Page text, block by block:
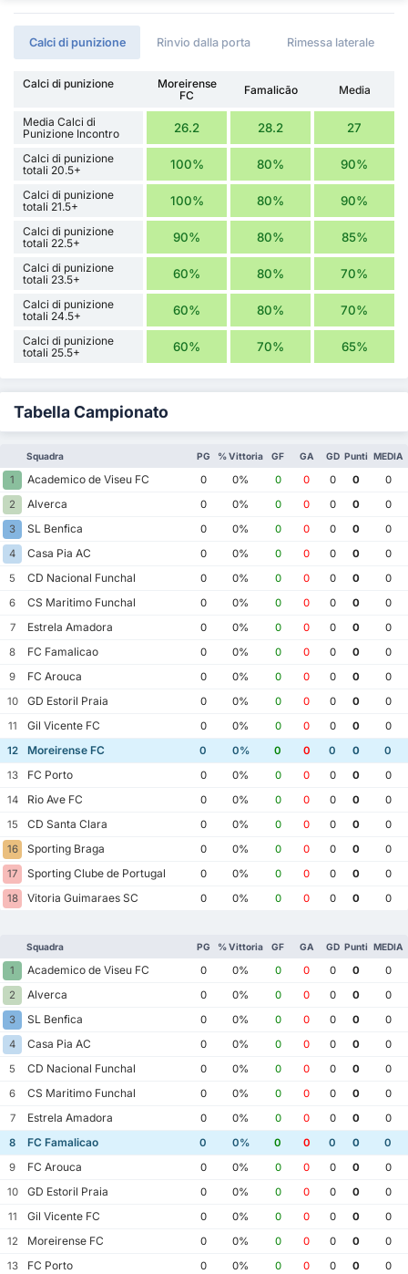
Calci di punizione Rinvio dalla porta Rimessa laterale
Calci di punizione
Moreirense
FC
Famalicão Media
Media Calci di
Punizione Incontro
26.2 28.2 27
Calci di punizione
totali 20.5+
100% 80% 90%
Calci di punizione
totali 21.5+
100% 80% 90%
Calci di punizione
totali 22.5+
90% 80% 85%
Calci di punizione
totali 23.5+
60% 80% 70%
Calci di punizione
totali 24.5+
60% 80% 70%
Calci di punizione
totali 25.5+
60% 70% 65%
Tabella Campionato
Squadra PG % Vittoria GF GA GD Punti MEDIA
1 Academico de Viseu FC 0 0% 0 0 0 0
0
2
Alverca 0 0% 0 0 0 0
0
3
SL Benfica 0 0% 0 0 0 0
0
4
Casa Pia AC 0 0% 0 0 0 0
0
5
CD Nacional Funchal 0 0% 0 0 0 0
0
6
CS Maritimo Funchal 0 0% 0 0 0 0
0
7
Estrela Amadora 0 0% 0 0 0 0
0
8
FC Famalicao 0 0% 0 0 0 0
0
9
FC Arouca 0 0% 0 0 0 0
0
10
GD Estoril Praia 0 0% 0 0 0 0
0
11
Gil Vicente FC 0 0% 0 0 0 0
0
12
Moreirense FC 0 0% 0 0 0 0
0
13
FC Porto 0 0% 0 0 0 0
0
14
Rio Ave FC 0 0% 0 0 0 0
0
15
CD Santa Clara 0 0% 0 0 0 0
0
16
Sporting Braga 0 0% 0 0 0 0
0
17
Sporting Clube de Portugal 0 0% 0 0 0 0
0
18
Vitoria Guimaraes SC 0 0% 0 0 0 0 0
Squadra PG % Vittoria GF GA GD Punti MEDIA
1 Academico de Viseu FC 0 0% 0 0 0 0
0
2
Alverca 0 0% 0 0 0 0
0
3
SL Benfica 0 0% 0 0 0 0
0
4
Casa Pia AC 0 0% 0 0 0 0
0
5
CD Nacional Funchal 0 0% 0 0 0 0
0
6
CS Maritimo Funchal 0 0% 0 0 0 0
0
7
Estrela Amadora 0 0% 0 0 0 0
0
8
FC Famalicao 0 0% 0 0 0 0
0
9
FC Arouca 0 0% 0 0 0 0
0
10
GD Estoril Praia 0 0% 0 0 0 0
0
11
Gil Vicente FC 0 0% 0 0 0 0
0
12
Moreirense FC 0 0% 0 0 0 0
0
13
FC Porto 0 0% 0 0 0 0
0